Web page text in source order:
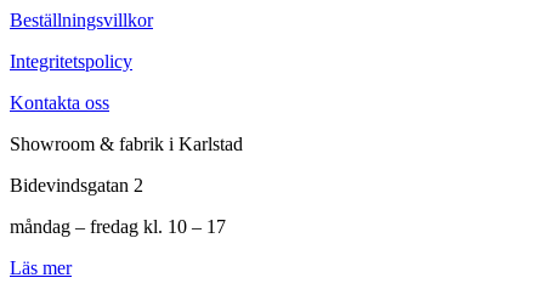
Beställningsvillkor
Integritetspolicy
Kontakta oss
Showroom & fabrik i Karlstad
Bidevindsgatan 2
måndag – fredag kl. 10 – 17
Läs mer